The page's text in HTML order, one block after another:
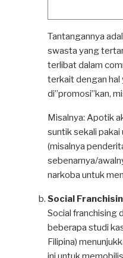
Tantangannya
swasta yang
terlibat dalam
terkait dengan
di”promosi”kan,
Misalnya: Apotik
suntik sekali
(misalnya
sebenarnya/
narkoba untuk
Social
Social franchising
beberapa studi
Filipina)